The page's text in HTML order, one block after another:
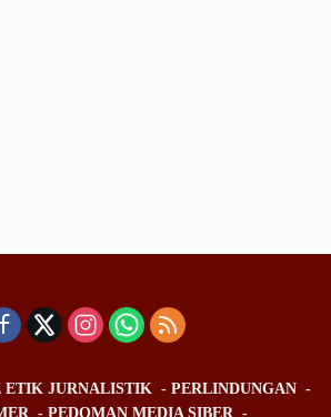
ETIK JURNALISTIK
PERLINDUNGAN
PEDOMAN MEDIA SIBER